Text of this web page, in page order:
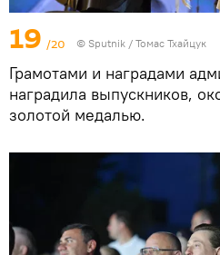
19 /20 © Sputnik / Томас Тхайцук
Грамотами и наградами
наградила выпускников,
золотой медалью.